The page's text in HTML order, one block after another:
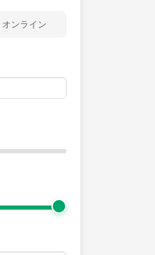
オンライン